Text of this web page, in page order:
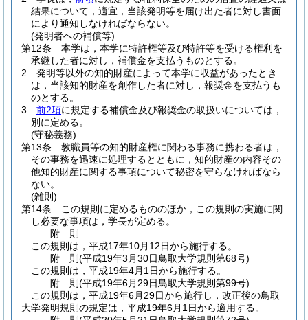
結果について，適宜，当該発明等を届け出た者に対し書面
により通知しなければならない。
(発明者への補償等)
第12条
本学は，本学に特許権等及び特許等を受ける権利を
承継した者に対し，補償金を支払うものとする。
2
発明等以外の知的財産によって本学に収益があったとき
は，当該知的財産を創作した者に対し，報奨金を支払うも
のとする。
3
前2項に規定する補償金及び報奨金の取扱いについては，
別に定める。
(守秘義務)
第13条
教職員等の知的財産権に関わる事務に携わる者は，
その事務を迅速に処理するとともに，知的財産の内容その
他知的財産に関する事項について秘密を守らなければなら
ない。
(雑則)
第14条
この規則に定めるもののほか，この規則の実施に関
し必要な事項は，学長が定める。
附 則
この規則は，平成17年10月12日から施行する。
附 則(平成19年3月30日鳥取大学規則第68号)
この規則は，平成19年4月1日から施行する。
附 則(平成19年6月29日鳥取大学規則第99号)
この規則は，平成19年6月29日から施行し，改正後の鳥取
大学発明規則の規定は，平成19年6月1日から適用する。